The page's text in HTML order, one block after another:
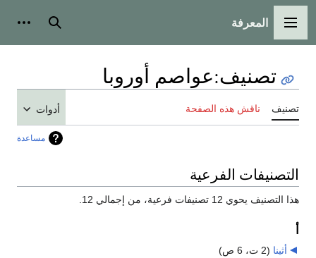
القائمة الرئيسية
المعرفة بحث
تصنيف:عواصم أوروبا
تصنيف ناقش هذه الصفحة أدوات
مساعدة
التصنيفات الفرعية
هذا التصنيف يحوي 12 تصنيفات فرعية، من إجمالي 12.
أثينا (2 ت، 6 ص)